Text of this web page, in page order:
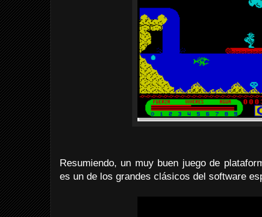
Resumiendo, un muy buen juego de
es un de los grandes clásicos del software